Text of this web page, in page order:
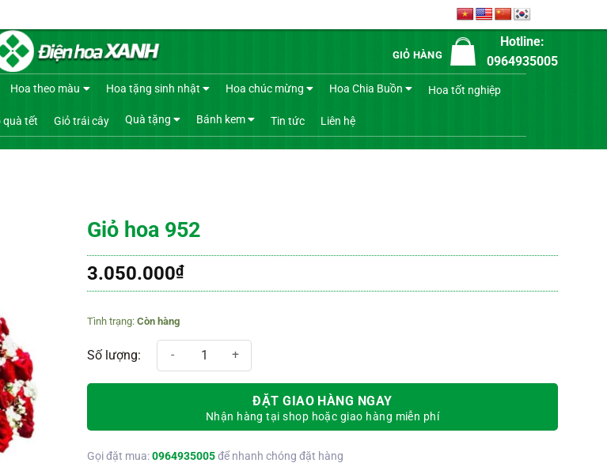
GIỎ HÀNG
Hotline:
0964935005
Hoa theo màu Hoa tặng sinh nhật Hoa chúc mừng Hoa Chia Buồn Hoa tốt nghiệp
quà tết Giỏ trái cây Quà tặng Bánh kem Tin tức Liên hệ
Giỏ hoa 952
3.050.000₫
Còn hàng
Giỏ hoa 952 số lượng
ĐẶT GIAO HÀNG NGAY
Nhận hàng tại shop hoặc giao hàng miễn phí
Gọi đặt mua:0964935005để nhanh chóng đặt hàng